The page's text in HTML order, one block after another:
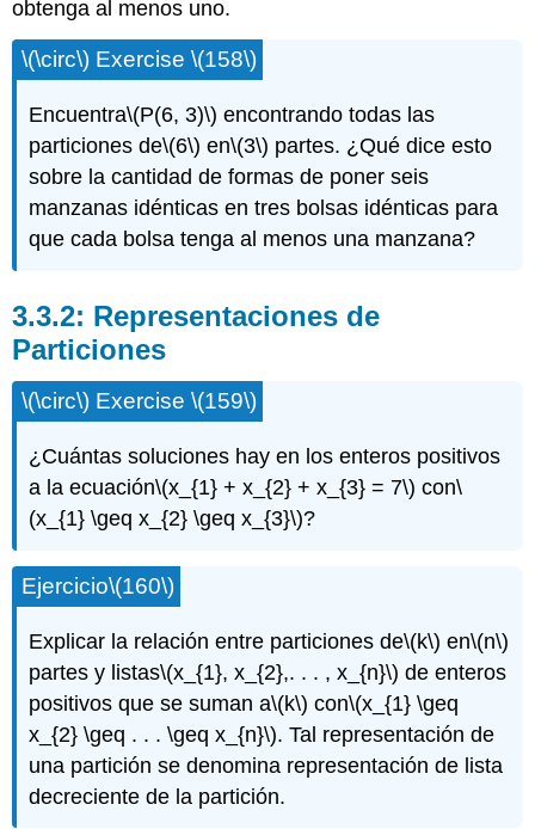
obtenga al menos uno.
\(\circ\) Exercise\(158\)
Encuentra\(P(6, 3)\) encontrando todas las
particiones de\(6\) en\(3\) partes. ¿Qué dice esto
sobre la cantidad de formas de poner seis
manzanas idénticas en tres bolsas idénticas para
que cada bolsa tenga al menos una manzana?
3.3.2: Representaciones de
Particiones
\(\circ\) Exercise\(159\)
¿Cuántas soluciones hay en los enteros positivos
a la ecuación\(x_{1} + x_{2} + x_{3} = 7\) con\
(x_{1} \geq x_{2} \geq x_{3}\)?
Ejercicio\(160\)
Explicar la relación entre particiones de\(k\) en\(n\)
partes y listas\(x_{1}, x_{2},. . . , x_{n}\) de enteros
positivos que se suman a\(k\) con\(x_{1} \geq
x_{2} \geq . . . \geq x_{n}\). Tal representación de
una partición se denomina representación de lista
decreciente de la partición.